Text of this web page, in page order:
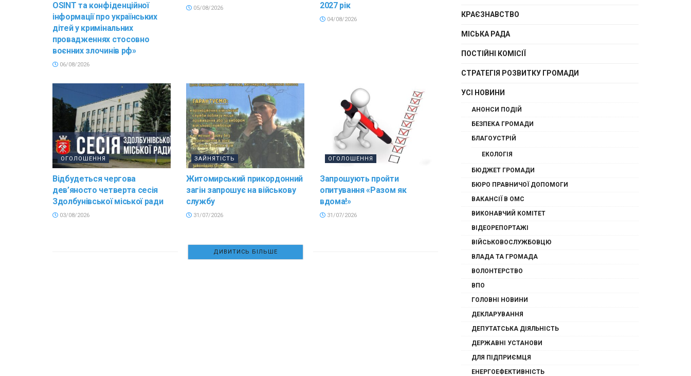
OSINT та конфіденційної
інформації про українських
дітей у кримінальних
провадженнях стосовно
воєнних злочинів рф»
06/08/2026
05/08/2026
2027 рік
04/08/2026
ОГОЛОШЕННЯ
Відбудеться чергова
дев’яносто четверта сесія
Здолбунівської міської ради
03/08/2026
ЗАЙНЯТІСТЬ
Житомирський прикордонний
загін запрошує на військову
службу
31/07/2026
ОГОЛОШЕННЯ
Запрошують пройти
опитування «Разом як
вдома!»
31/07/2026
ДИВИТИСЬ БІЛЬШЕ
КРАЄЗНАВСТВО
МІСЬКА РАДА
ПОСТІЙНІ КОМІСІЇ
СТРАТЕГІЯ РОЗВИТКУ ГРОМАДИ
УСІ НОВИНИ
АНОНСИ ПОДІЙ
БЕЗПЕКА ГРОМАДИ
БЛАГОУСТРІЙ
ЕКОЛОГІЯ
БЮДЖЕТ ГРОМАДИ
БЮРО ПРАВНИЧОЇ ДОПОМОГИ
ВАКАНСІЇ В ОМС
ВИКОНАВЧИЙ КОМІТЕТ
ВІДЕОРЕПОРТАЖІ
ВІЙСЬКОВОСЛУЖБОВЦЮ
ВЛАДА ТА ГРОМАДА
ВОЛОНТЕРСТВО
ВПО
ГОЛОВНІ НОВИНИ
ДЕКЛАРУВАННЯ
ДЕПУТАТСЬКА ДІЯЛЬНІСТЬ
ДЕРЖАВНІ УСТАНОВИ
ДЛЯ ПІДПРИЄМЦЯ
ЕНЕРГОЕФЕКТИВНІСТЬ